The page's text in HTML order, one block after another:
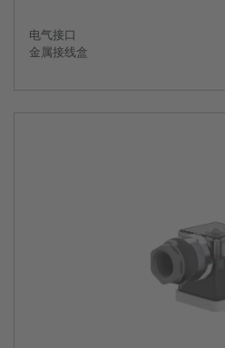
电气接口
金属接线盒